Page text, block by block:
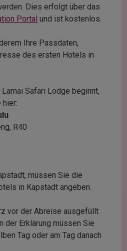
Dies erfolgt über das
Portal und ist kostenlos.
Ihre Passdaten,
des ersten Hotels in
Safari Lodge beginnt,
R40
müssen Sie die
in Kapstadt angeben.
vor der Abreise ausgefüllt
der Erklärung müssen Sie
Tag oder am Tag danach